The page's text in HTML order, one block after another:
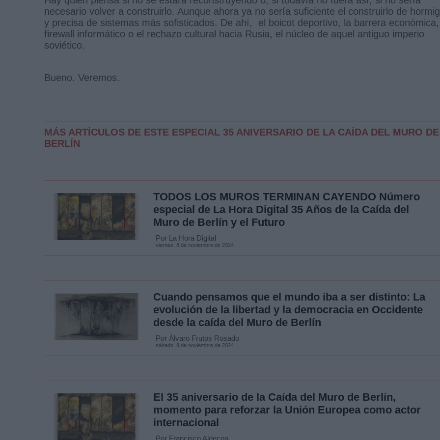
necesario volver a construirlo. Aunque ahora ya no sería suficiente el construirlo de
y precisa de sistemas más sofisticados. De ahí, el boicot deportivo, la barrera
firewall informático o el rechazo cultural hacia Rusia, el núcleo de aquel antiguo imperio
soviético.
Bueno. Veremos.
MÁS ARTÍCULOS DE ESTE ESPECIAL 35 ANIVERSARIO DE LA CAÍDA DEL MURO DE
BERLÍN
TODOS LOS MUROS TERMINAN CAYENDO Número
especial de La Hora Digital 35 Años de la Caída del
Muro de Berlín y el Futuro
Por La Hora Digital
viernes, 8 de noviembre de 2024
Cuando pensamos que el mundo iba a ser distinto: La
evolución de la libertad y la democracia en Occidente
desde la caída del Muro de Berlín
Por Álvaro Frutos Rosado
sábado, 9 de noviembre de 2024
El 35 aniversario de la Caída del Muro de Berlín,
momento para reforzar la Unión Europea como actor
internacional
Por Francisco Aldecoa